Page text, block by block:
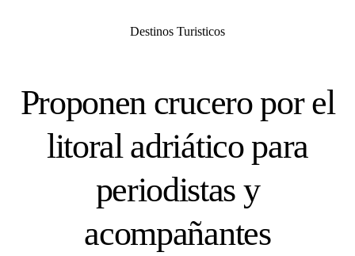
Destinos Turisticos
Proponen crucero por el
litoral adriático para
periodistas y
acompañantes